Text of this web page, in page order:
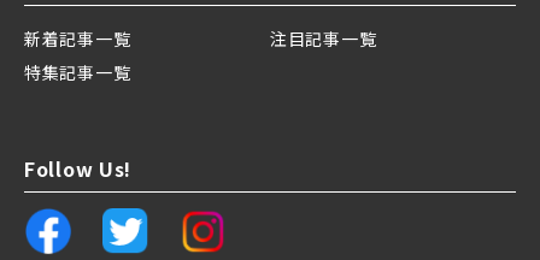
新着記事一覧
注目記事一覧
特集記事一覧
Follow Us!